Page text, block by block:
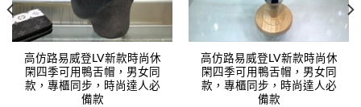
高仿路易威登LV新款時尚休
閑四季可用鴨舌帽，男女同
款，專櫃同步，時尚達人必
備款
高仿路易威登LV新款時尚休
閑四季可用鴨舌帽，男女同
款，專櫃同步，時尚達人必
備款